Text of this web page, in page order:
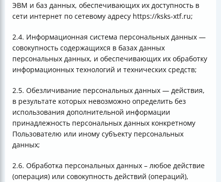
ЭВМ и баз данных, обеспечивающих их доступность в
сети интернет по сетевому адресу https://ksks-xtf.ru;
2.4. Информационная система персональных данных —
совокупность содержащихся в базах данных
персональных данных, и обеспечивающих их обработку
информационных технологий и технических средств;
2.5. Обезличивание персональных данных — действия,
в результате которых невозможно определить без
использования дополнительной информации
принадлежность персональных данных конкретному
Пользователю или иному субъекту персональных
данных;
2.6. Обработка персональных данных – любое действие
(операция) или совокупность действий (операций),